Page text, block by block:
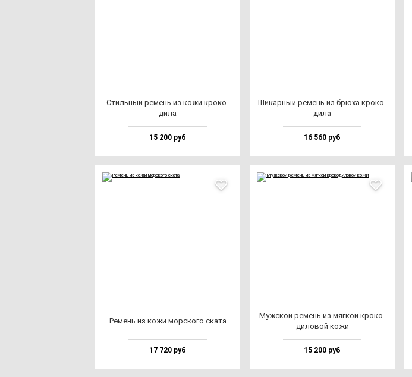
Стиль­ный ре­мень из ко­жи кро­ко­
ди­ла
15 200 руб
Шикар­ный ре­мень из брю­ха кро­ко­
ди­ла
16 560 руб
Ремень из ко­жи мор­ско­го ска­та
17 720 руб
Муж­ской ре­мень из мяг­кой кро­ко­
ди­ло­вой ко­жи
15 200 руб